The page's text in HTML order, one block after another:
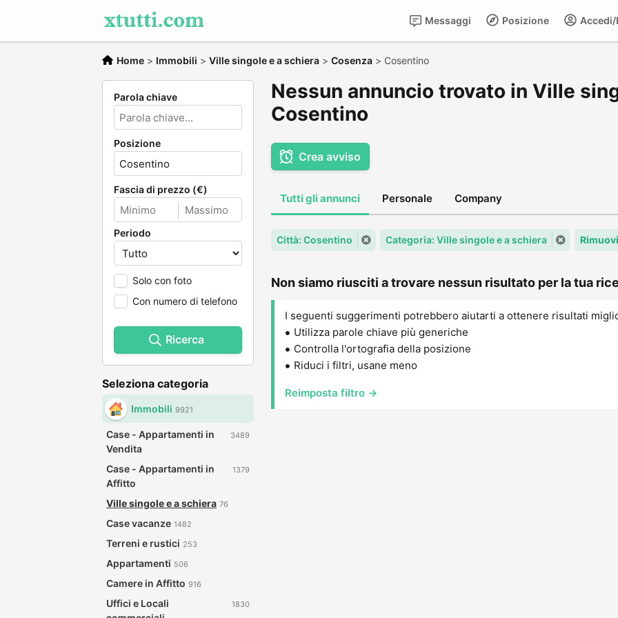
Posizione
Messaggi
Home > Immobili > Ville singole e a schiera > Cosenza > Cosentino
Parola chiave
Posizione
Fascia di prezzo (€)
Periodo
Solo con foto
Con numero di telefono
Ricerca
Seleziona categoria
Immobili 9921
Case - Appartamenti in
Vendita
3489
Case - Appartamenti in
Affitto
1379
Ville singole e a schiera 76
Case vacanze 1482
Terreni e rustici 253
Appartamenti 506
Camere in Affitto 916
Uffici e Locali
1830
Nessun annuncio trovato in Ville
Cosentino
Crea avviso
Tutti gli annunci Personale Company
Città: Cosentino Categoria: Ville singole e a schiera
Non siamo riusciti a trovare nessun risultato per la tua
I seguenti suggerimenti potrebbero aiutarti a ottenere risultati
Utilizza parole chiave più generiche
Controlla l'ortografia della posizione
Riduci i filtri, usane meno
Reimposta filtro →